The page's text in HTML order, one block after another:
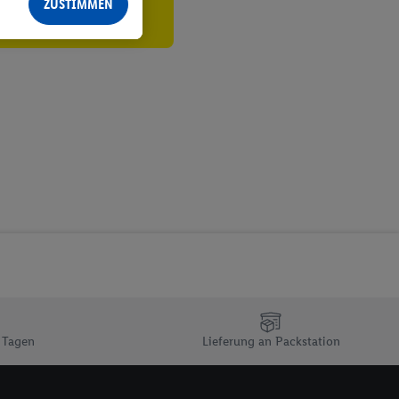
Lieferung an Packstation
- sowie Ihre
Speichern von
E-Mail-
verfügbar ist.
und einer
ZUSTIMMEN